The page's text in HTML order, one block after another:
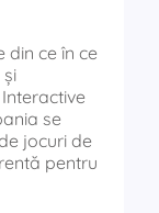
din ce în ce
se
jocuri de
pentru